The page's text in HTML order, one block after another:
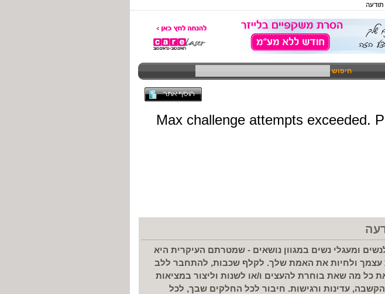
תודעה
חיפוש
ומעגלי נשים במגוון נושאים - שמטרתם העיקרית היא
עצמך ולחיות את האמת שלך. לקלף שכבות, להתחבר ללב
כל מה שאת בוחרת להעצים ו/או לשנות וליצור במציאות
עדינות ורגישות. חיבור לכל החלקים שבך, לכל